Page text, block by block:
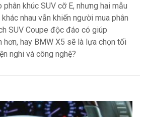
khúc SUV cỡ E, nhưng hai mẫu
nhau vẫn khiến người mua phân
SUV Coupe độc đáo có giúp
hơn, hay BMW X5 sẽ là lựa chọn tối
nghi và công nghệ?